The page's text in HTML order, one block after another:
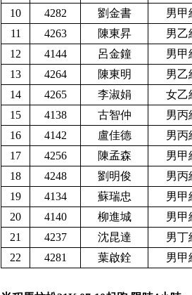
10
4282 劉金書
男甲
11
4263 陳東昇
男乙
12
4144 呂金鐘
男甲
13
4264 陳東明
男乙
14
4265 李淑娟
女乙
15
4138 古智仲
男丙
16
4142 盧佳德
男丙
17
4256 陳孟森
男甲
18
4248 劉明俊
男丙
19
4134 蘇瑞忠
男甲
20
4140 柳進城
男甲
21
4237 沈昆達
男丁
22
4281 葉啟銓 男甲